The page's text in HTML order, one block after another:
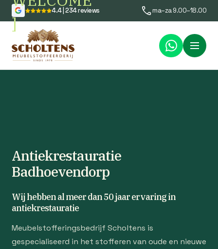
]
4.4 | 234 reviews ma–za 9.00–18.00
Menu
Antiekrestauratie
Badhoevendorp
Wij hebben al meer dan 50 jaar ervaring in
antiekrestauratie
Meubelstofferingsbedrijf Scholtens is
gespecialiseerd in het stofferen van oude en nieuwe